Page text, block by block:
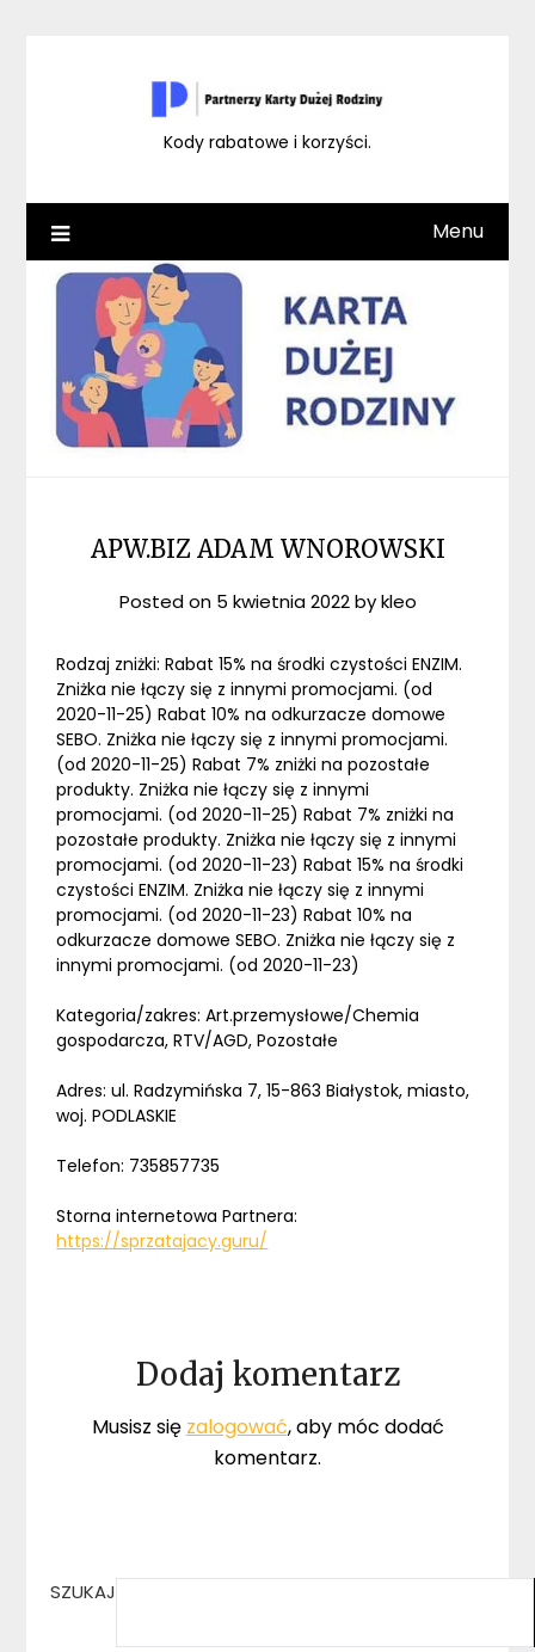
Kody rabatowe i korzyści.
Menu
APW.BIZ ADAM WNOROWSKI
Posted on 5 kwietnia 2022bykleo
Rodzaj zniżki: Rabat 15% na środki czystości ENZIM.
Zniżka nie łączy się z innymi promocjami. (od
2020-11-25) Rabat 10% na odkurzacze domowe
SEBO. Zniżka nie łączy się z innymi promocjami.
(od 2020-11-25) Rabat 7% zniżki na pozostałe
produkty. Zniżka nie łączy się z innymi
promocjami. (od 2020-11-25) Rabat 7% zniżki na
pozostałe produkty. Zniżka nie łączy się z innymi
promocjami. (od 2020-11-23) Rabat 15% na środki
czystości ENZIM. Zniżka nie łączy się z innymi
promocjami. (od 2020-11-23) Rabat 10% na
odkurzacze domowe SEBO. Zniżka nie łączy się z
innymi promocjami. (od 2020-11-23)
Kategoria/zakres: Art.przemysłowe/Chemia
gospodarcza, RTV/AGD, Pozostałe
Adres: ul. Radzymińska 7, 15-863 Białystok, miasto,
woj. PODLASKIE
Telefon: 735857735
Storna internetowa Partnera:
https://sprzatajacy.guru/
Dodaj komentarz
Musisz się zalogować, aby móc dodać
komentarz.
SZUKAJ